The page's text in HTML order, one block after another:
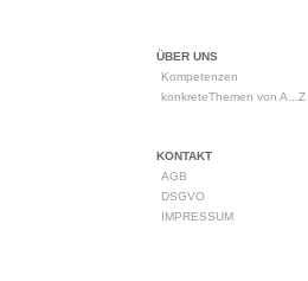
ÜBER UNS
Kompetenzen
konkreteThemen von A...Z
KONTAKT
AGB
DSGVO
IMPRESSUM